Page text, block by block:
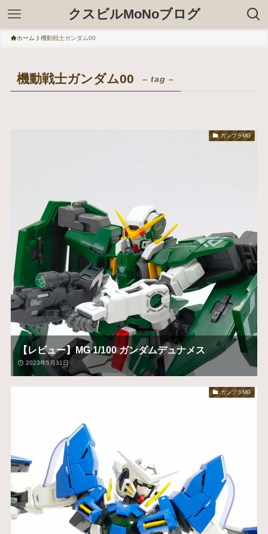
クスビルMoNoブログ
ホーム 機動戦士ガンダム00
機動戦士ガンダム00 – tag –
ガンプラMG
【レビュー】MG 1/100 ガンダムデュナメス
2023年5月31日
ガンプラMG